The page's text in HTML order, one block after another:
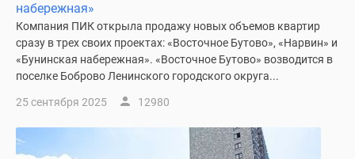
набережная»
Компания ПИК открыла продажу новых объемов квартир
сразу в трех своих проектах: «Восточное Бутово», «Нарвин» и
«Бунинская набережная». «Восточное Бутово» возводится в
поселке Боброво Ленинского городского округа...
25 сентября 2025 12980